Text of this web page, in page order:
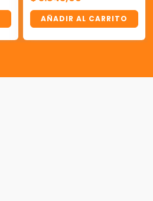
AÑADIR AL CARRITO